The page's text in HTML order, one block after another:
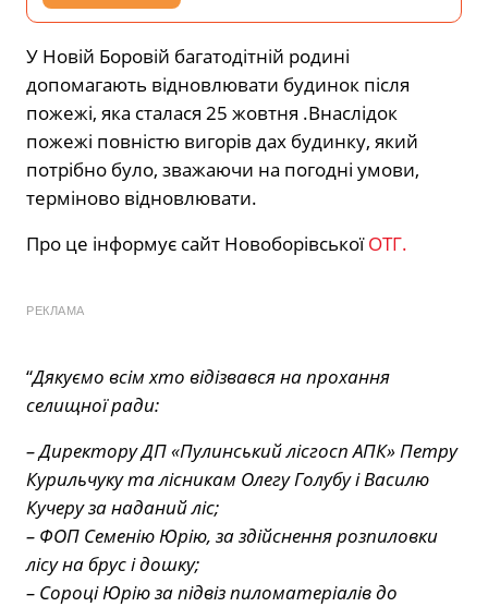
У Новій Боровій багатодітній родині
допомагають відновлювати будинок після
пожежі, яка сталася 25 жовтня .Внаслідок
пожежі повністю вигорів дах будинку, який
потрібно було, зважаючи на погодні умови,
терміново відновлювати.
Про це інформує сайт НовоборівськоїОТГ.
РЕКЛАМА
“Дякуємо всім хто відізвався на прохання
селищної ради:
– Директору ДП «Пулинський лісгосп АПК» Петру
Курильчуку та лісникам Олегу Голубу і Василю
Кучеру за наданий ліс;
– ФОП Семенію Юрію, за здійснення розпиловки
лісу на брус і дошку;
– Сороці Юрію за підвіз пиломатеріалів до